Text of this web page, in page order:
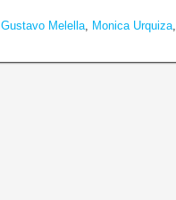
Gustavo Melella, Monica Urquiza,